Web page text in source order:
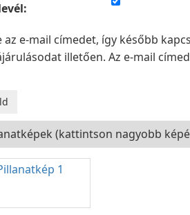
az e-mail címedet, így később
illetően. Az e-mail
(kattintson nagyobb